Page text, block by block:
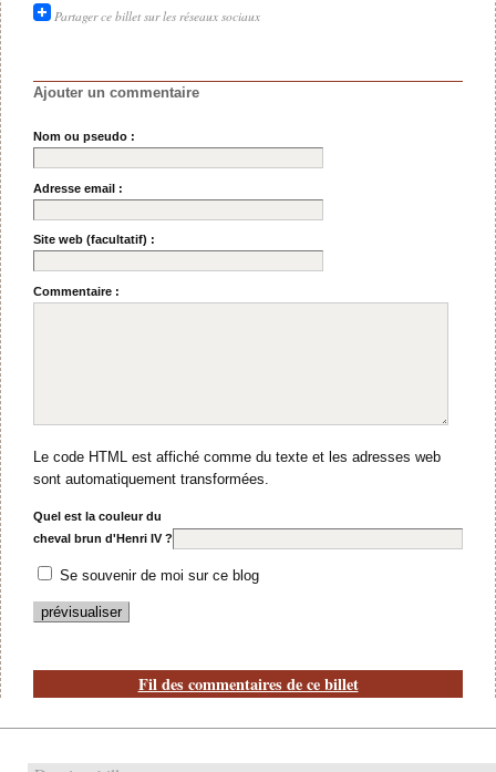
Partager ce billet sur les réseaux sociaux
Ajouter un commentaire
Nom ou pseudo :
Adresse email :
Site web (facultatif) :
Commentaire :
Le code HTML est affiché comme du texte et les adresses web
sont automatiquement transformées.
Quel est la couleur du
cheval brun d'Henri IV ?
Se souvenir de moi sur ce blog
Fil des commentaires de ce billet